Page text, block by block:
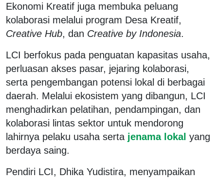
Ekonomi Kreatif juga membuka peluang
kolaborasi melalui program Desa Kreatif,
Creative Hub, dan Creative by Indonesia.
LCI berfokus pada penguatan kapasitas usaha,
perluasan akses pasar, jejaring kolaborasi,
serta pengembangan potensi lokal di berbagai
daerah. Melalui ekosistem yang dibangun, LCI
menghadirkan pelatihan, pendampingan, dan
kolaborasi lintas sektor untuk mendorong
lahirnya pelaku usaha serta jenama lokal yang
berdaya saing.
Pendiri LCI, Dhika Yudistira, menyampaikan